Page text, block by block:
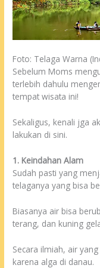
Foto: Telaga Warna
Sebelum Moms
terlebih dahulu
tempat wisata ini!
Sekaligus, kenali jga
lakukan di sini.
1. Keindahan Alam
Sudah pasti yang
telaganya yang bisa
Biasanya air bisa
terang, dan kuning
Secara ilmiah, air
karena alga di danau.